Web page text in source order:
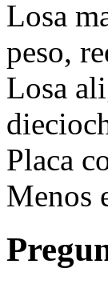
Losa
peso,
Losa
Placa
Menos